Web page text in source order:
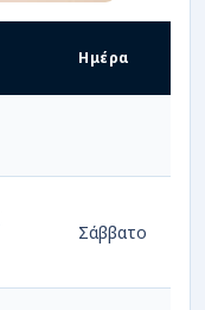
Ημέρα
Σάββατο